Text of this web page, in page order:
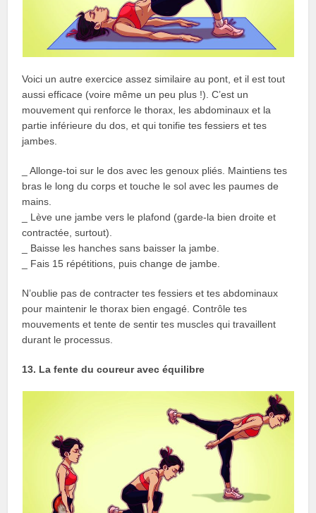
Voici un autre exercice assez similaire au pont, et il est tout
aussi efficace (voire même un peu plus !). C’est un
mouvement qui renforce le thorax, les abdominaux et la
partie inférieure du dos, et qui tonifie tes fessiers et tes
jambes.
_ Allonge-toi sur le dos avec les genoux pliés. Maintiens tes
bras le long du corps et touche le sol avec les paumes de
mains.
_ Lève une jambe vers le plafond (garde-la bien droite et
contractée, surtout).
_ Baisse les hanches sans baisser la jambe.
_ Fais 15 répétitions, puis change de jambe.
N’oublie pas de contracter tes fessiers et tes abdominaux
pour maintenir le thorax bien engagé. Contrôle tes
mouvements et tente de sentir tes muscles qui travaillent
durant le processus.
13. La fente du coureur avec équilibre